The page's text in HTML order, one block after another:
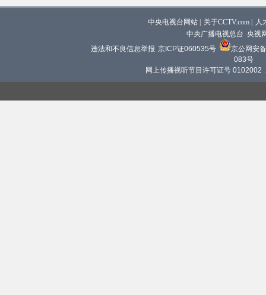
中央电视台网站 关于CCTV.com
人
中央广播电视总台 央视
违法和不良信息举报 京ICP证060535号
京公网安
083号
网上传播视听节目许可证号